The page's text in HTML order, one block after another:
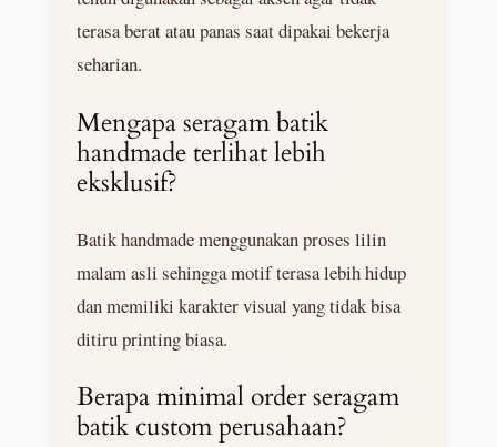
terasa berat atau panas saat dipakai bekerja
seharian.
Mengapa seragam batik
handmade terlihat lebih
eksklusif?
Batik handmade menggunakan proses lilin
malam asli sehingga motif terasa lebih hidup
dan memiliki karakter visual yang tidak bisa
ditiru printing biasa.
Berapa minimal order seragam
batik custom perusahaan?